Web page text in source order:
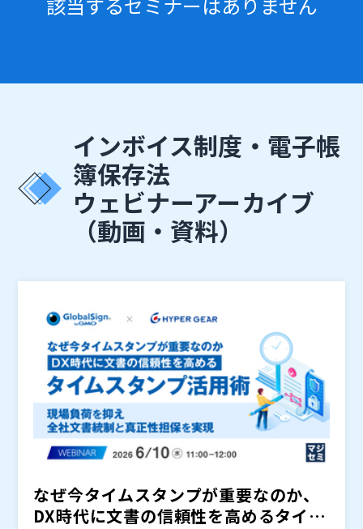
インボイス制度・電子帳
簿保存法
ウェビナーアーカイブ
（動画・資料）
なぜ今タイムスタンプが重要なのか、
DX時代に文書の信頼性を高めるタイム